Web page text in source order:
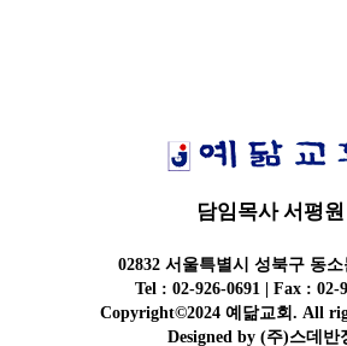
담임목사 서평원
02832 서울특별시 성북구 동소
Tel : 02-926-0691 | Fax : 02-
Copyright©2024 예닮교회. All
Designed by (주)스데반